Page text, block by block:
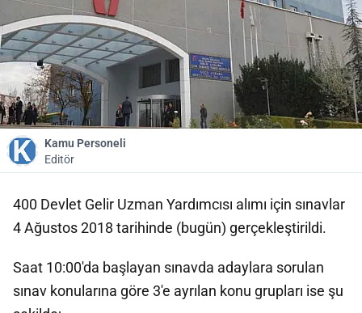
Kamu Personeli
Editör
400 Devlet Gelir Uzman Yardımcısı alımı için sınavlar
4 Ağustos 2018 tarihinde (bugün) gerçekleştirildi.
Saat 10:00'da başlayan sınavda adaylara sorulan
sınav konularına göre 3'e ayrılan konu grupları ise şu